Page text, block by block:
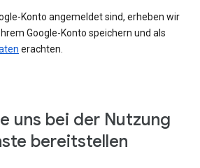
Konto angemeldet sind, erheben wir
Google-Konto speichern und als
erachten.
uns bei der Nutzung
bereitstellen